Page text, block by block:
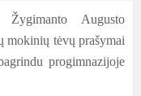
Augusto
mokinių tėvų prašymai
progimnazijoje